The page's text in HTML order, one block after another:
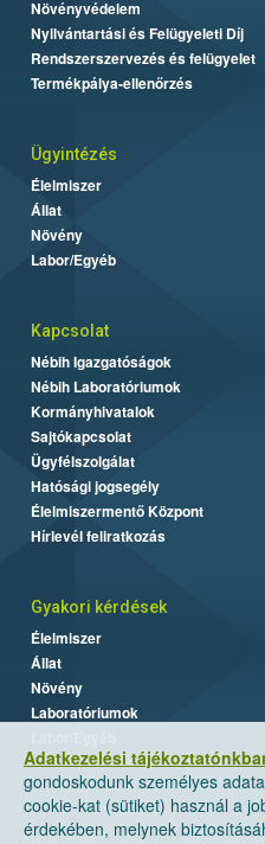
Adatkezelési
gondoskodunk személyes
cookie-kat (sütiket) használ a
érdekében, melynek
Növényvédelem
Nyilvántartási és Felügyeleti Díj
Rendszerszervezés és felügyelet
Termékpálya-ellenőrzés
Ügyintézés
Élelmiszer
Állat
Növény
Labor/Egyéb
Kapcsolat
Nébih Igazgatóságok
Nébih Laboratóriumok
Kormányhivatalok
Sajtókapcsolat
Ügyfélszolgálat
Hatósági jogsegély
Élelmiszermentő Központ
Hírlevél feliratkozás
Gyakori kérdések
Élelmiszer
Állat
Növény
Laboratóriumok